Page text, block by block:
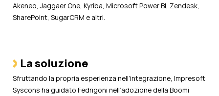
Akeneo, Jaggaer One, Kyriba, Microsoft Power BI, Zendesk,
SharePoint, SugarCRM e altri.
La soluzione
Sfruttando la propria esperienza nell’integrazione, Impresoft
Syscons ha guidato Fedrigoni nell’adozione della Boomi